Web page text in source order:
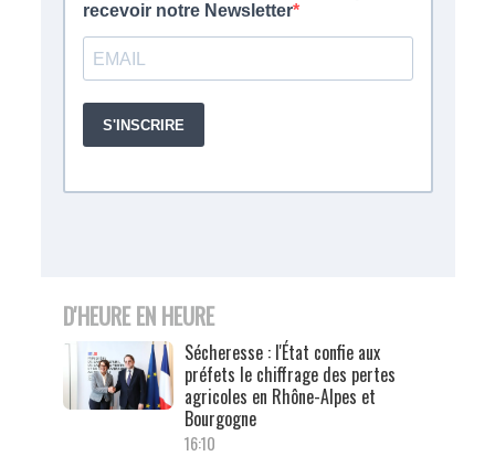
D'HEURE EN HEURE
Sécheresse : l'État confie aux
préfets le chiffrage des pertes
agricoles en Rhône-Alpes et
Bourgogne
16:10